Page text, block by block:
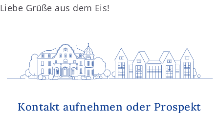
Liebe Grüße aus dem Eis!
Kontakt aufnehmen oder Prospekt